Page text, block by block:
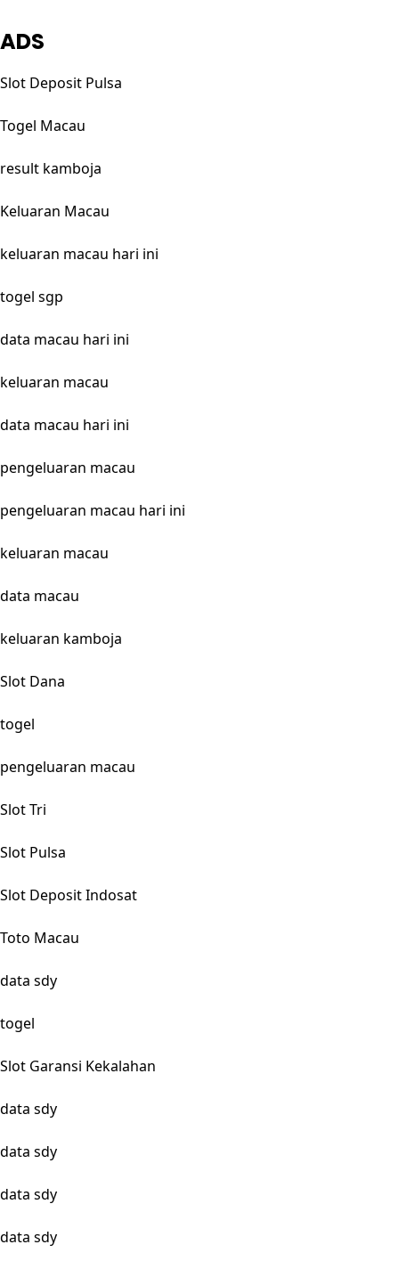
ADS
Slot Deposit Pulsa
Togel Macau
result kamboja
Keluaran Macau
keluaran macau hari ini
togel sgp
data macau hari ini
keluaran macau
data macau hari ini
pengeluaran macau
pengeluaran macau hari ini
keluaran macau
data macau
keluaran kamboja
Slot Dana
togel
pengeluaran macau
Slot Tri
Slot Pulsa
Slot Deposit Indosat
Toto Macau
data sdy
togel
Slot Garansi Kekalahan
data sdy
data sdy
data sdy
data sdy